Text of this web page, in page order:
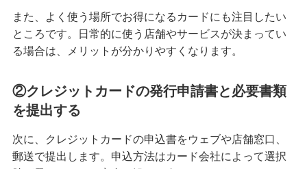
クレジットカードのリボ払いとは？仕組みやメリ
ット、注意点を分かりやすく解説
の手順や注意点も解説
するためのポイントを分かりやすく紹介
また、よく使う場所でお得になるカードにも注目したい
ところです。日常的に使う店舗やサービスが決まってい
る場合は、メリットが分かりやすくなります。
②クレジットカードの発行申請書と必要書類
を提出する
次に、クレジットカードの申込書をウェブや店舗窓口、
郵送で提出します。申込方法はカード会社によって選択